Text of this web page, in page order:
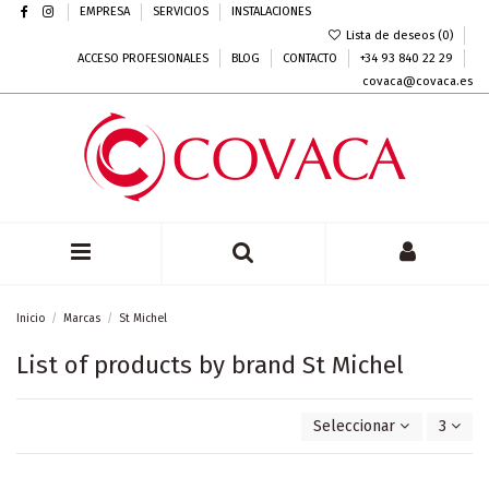
EMPRESA SERVICIOS
INSTALACIONES
Lista de deseos (0)
ACCESO PROFESIONALES
BLOG CONTACTO
+34 93 840 22 29
covaca@covaca.es
Inicio Marcas St Michel
List of products by brand St Michel
Seleccionar 3